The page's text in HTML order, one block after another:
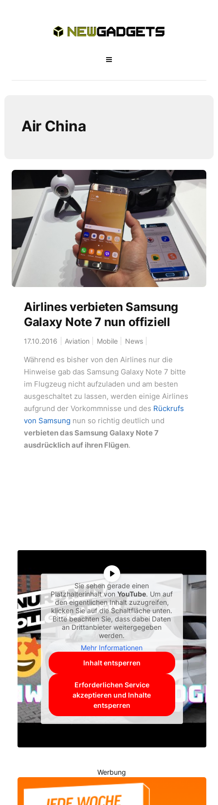
Air China
Airlines verbieten Samsung
Galaxy Note 7 nun offiziell
17.10.2016 Aviation Mobile News
Während es bisher von den Airlines nur die
Hinweise gab das Samsung Galaxy Note 7 bitte
im Flugzeug nicht aufzuladen und am besten
ausgeschaltet zu lassen, werden einige Airlines
aufgrund der Vorkommnisse und des Rückrufs
von Samsung nun so richtig deutlich und
verbieten das Samsung Galaxy Note 7
ausdrücklich auf ihren Flügen.
Sie sehen gerade einen
Platzhalterinhalt vonYouTube. Um auf
den eigentlichen Inhalt zuzugreifen,
klicken Sie auf die Schaltfläche unten.
Bitte beachten Sie, dass dabei Daten
an Drittanbieter weitergegeben
werden.
Mehr Informationen
Inhalt entsperren
Erforderlichen Service
akzeptieren und Inhalte
entsperren
Werbung